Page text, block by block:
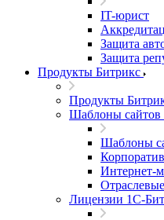
IT-юрист
Защита
Защита
Продукты Битрикс
Продукты
Шаблоны сайтов
Шаблоны
Интернет-
Лицензии 1С-